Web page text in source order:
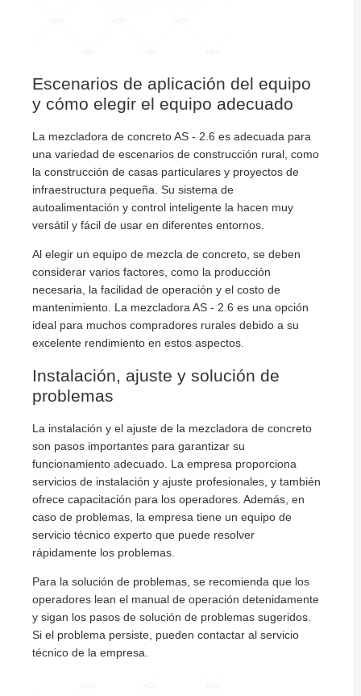
Escenarios de aplicación del equipo
y cómo elegir el equipo adecuado
La mezcladora de concreto AS - 2.6 es adecuada para
una variedad de escenarios de construcción rural, como
la construcción de casas particulares y proyectos de
infraestructura pequeña. Su sistema de
autoalimentación y control inteligente la hacen muy
versátil y fácil de usar en diferentes entornos.
Al elegir un equipo de mezcla de concreto, se deben
considerar varios factores, como la producción
necesaria, la facilidad de operación y el costo de
mantenimiento. La mezcladora AS - 2.6 es una opción
ideal para muchos compradores rurales debido a su
excelente rendimiento en estos aspectos.
Instalación, ajuste y solución de
problemas
La instalación y el ajuste de la mezcladora de concreto
son pasos importantes para garantizar su
funcionamiento adecuado. La empresa proporciona
servicios de instalación y ajuste profesionales, y también
ofrece capacitación para los operadores. Además, en
caso de problemas, la empresa tiene un equipo de
servicio técnico experto que puede resolver
rápidamente los problemas.
Para la solución de problemas, se recomienda que los
operadores lean el manual de operación detenidamente
y sigan los pasos de solución de problemas sugeridos.
Si el problema persiste, pueden contactar al servicio
técnico de la empresa.